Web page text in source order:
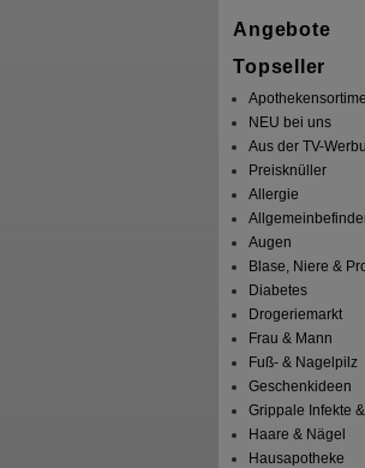
Angebote
Topseller
NEU bei uns
Aus der TV-
Preisknüller
Allergie
Augen
Blase, Niere &
Diabetes
Drogeriemarkt
Frau & Mann
Fuß- & Nagelpilz
Geschenkideen
Grippale Infekte
Haare & Nägel
Hausapotheke